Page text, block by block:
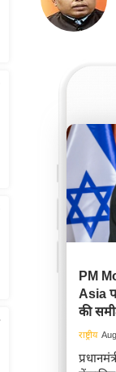
PM
Asia
की
राष्ट्रीय